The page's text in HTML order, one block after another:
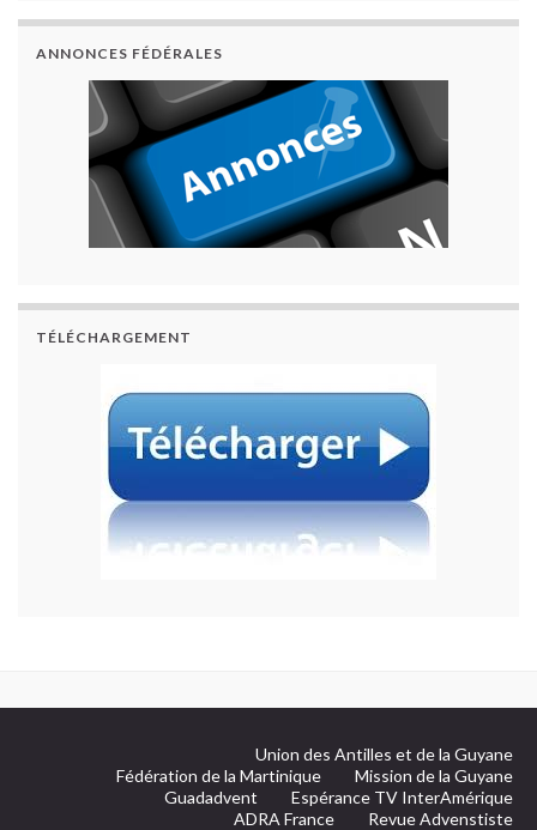
ANNONCES FÉDÉRALES
TÉLÉCHARGEMENT
Union des Antilles et de la Guyane
Fédération de la Martinique
Mission de la Guyane
Guadadvent
Espérance TV InterAmérique
ADRA France
Revue Advenstiste